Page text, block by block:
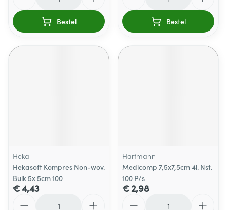
Bestel Bestel
Heka
Hekasoft Kompres Non-wov.
Bulk 5x 5cm 100
€ 4,43
Hartmann
Medicomp 7,5x7,5cm 4l. Nst.
100 P/s
€ 2,98